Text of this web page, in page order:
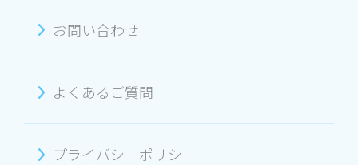
お問い合わせ
よくあるご質問
プライバシーポリシー